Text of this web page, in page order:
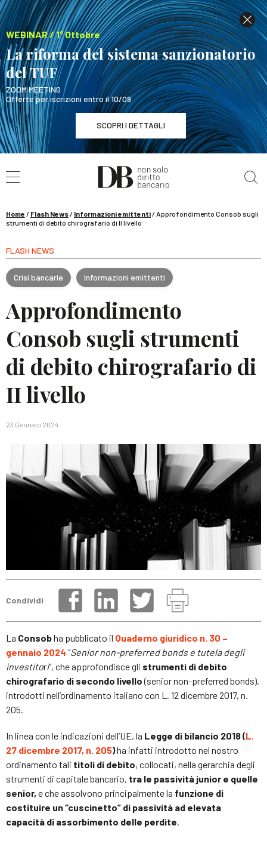
WEBINAR / 1° Ottobre
La riforma del sistema sanzionatorio
del TUF
ZOOM MEETING
Offerte per iscrizioni entro il 10/09
SCOPRI I DETTAGLI
WEBINAR / 1° Ottobre
La riforma del sistema sanzionatorio del TUF
Home / Flash News/ Informazioni emittenti/Approfondimento Consob sugli
strumenti di debito chirografario di II livello
FLASH NEWS
Crisi bancarie Informazioni emittenti
Approfondimento
Consob sugli strumenti
di debito chirografario di
II livello
23 Gennaio 2024
Condividi
La Consobha pubblicato il Quaderno giuridico n. 30 –
gennaio 2024 “Senior non-preferred bonds e tutela degli
investitori”, che approfondisce gli strumenti di debito
chirografario di secondo livello(senior non-preferred bonds),
introdotti nell’ordinamento italiano con L. 12 dicembre 2017, n.
205.
In linea con le indicazioni dell’UE, la Legge di bilancio 2018 (L.
27 dicembre 2017, n. 205)ha infatti introdotto nel nostro
ordinamento tali titoli di debito, collocati, nella gerarchia degli
strumenti di capitale bancario, tra le passività junior e quelle
senior, e che assolvono principalmente la funzione di
costituire un “cuscinetto” di passività ad elevata
capacità di assorbimento delle perdite.